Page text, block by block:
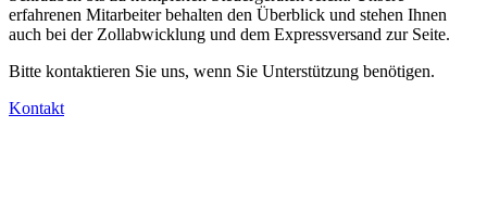
erfahrenen Mitarbeiter behalten den Überblick und stehen Ihnen
auch bei der Zollabwicklung und dem Expressversand zur Seite.
Bitte kontaktieren Sie uns, wenn Sie Unterstützung benötigen.
Kontakt